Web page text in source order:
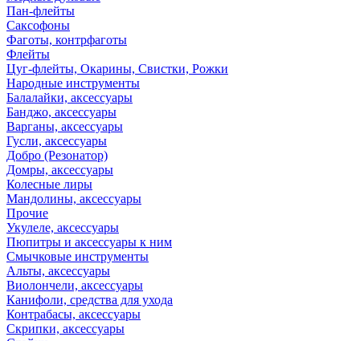
Пан-флейты
Саксофоны
Фаготы, контрфаготы
Флейты
Цуг-флейты, Окарины, Свистки, Рожки
Народные инструменты
Балалайки, аксессуары
Банджо, аксессуары
Варганы, аксессуары
Гусли, аксессуары
Добро (Резонатор)
Домры, аксессуары
Колесные лиры
Мандолины, аксессуары
Прочие
Укулеле, аксессуары
Пюпитры и аксессуары к ним
Смычковые инструменты
Альты, аксессуары
Виолончели, аксессуары
Канифоли, средства для ухода
Контрабасы, аксессуары
Скрипки, аксессуары